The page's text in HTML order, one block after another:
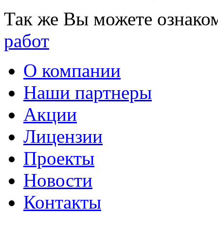
Так же Вы можете
работ
О компании
Наши партнеры
Акции
Лицензии
Проекты
Новости
Контакты